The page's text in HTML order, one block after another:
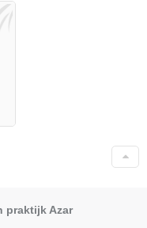
praktijk Azar